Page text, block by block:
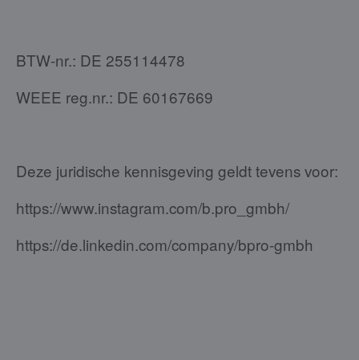
BTW-nr.: DE 255114478
WEEE reg.nr.: DE 60167669
Deze juridische kennisgeving geldt tevens voor:
https://www.instagram.com/b.pro_gmbh/
https://de.linkedin.com/company/bpro-gmbh